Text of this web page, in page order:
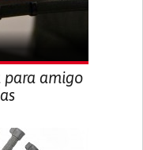
para amigo